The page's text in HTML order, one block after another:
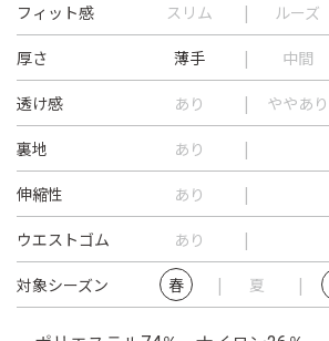
フィット感 スリム ルーズ
厚さ 薄手 中間
透け感 あり ややあり
裏地 あり
伸縮性 あり
ウエストゴム あり
対象シーズン 春 夏